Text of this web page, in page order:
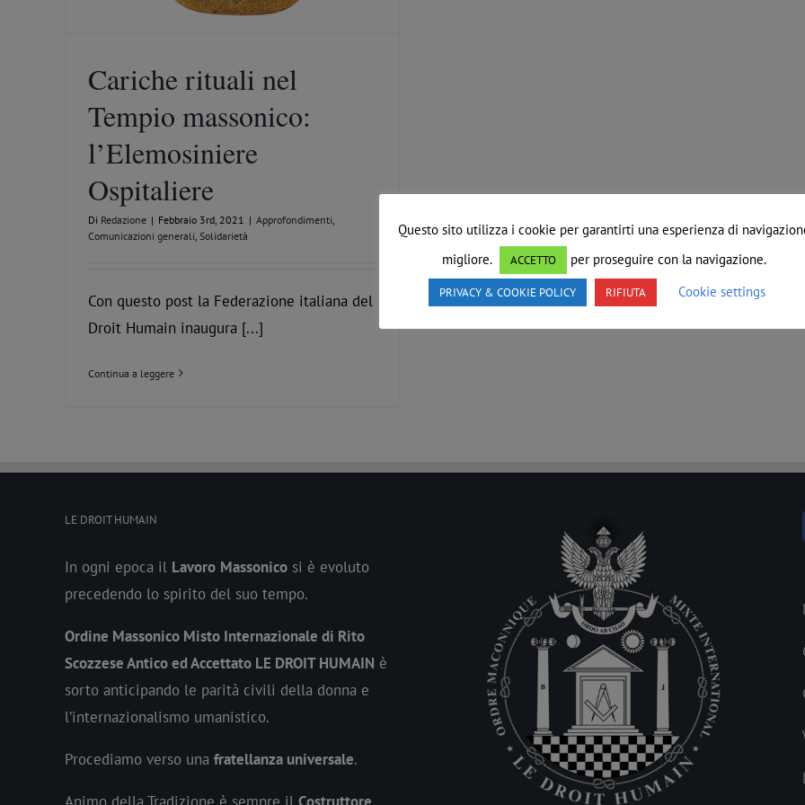
Cariche rituali nel
Tempio massonico:
l’Elemosiniere
Ospitaliere
Di Redazione | Febbraio 3rd, 2021 | Approfondimenti
Comunicazioni generali Solidarietà
Con questo post la Federazione italiana del
Droit Humain inaugura [...]
Continua a leggere
LE DROIT HUMAIN
In ogni epoca il Lavoro Massonico si è evoluto
precedendo lo spirito del suo tempo.
Ordine Massonico Misto Internazionale di Rito
Scozzese Antico ed Accettato LE DROIT HUMAIN è
sorto anticipando le parità civili della donna e
l’internazionalismo umanistico.
Procediamo verso una fratellanza universale.
Animo della Tradizione è sempre il Costruttore
Questo sito utilizza i cookie per garantirti una esperienza di
migliore.
ACCETTO per proseguire con la navigazione.
PRIVACY & COOKIE POLICY RIFIUTA Cookie settings